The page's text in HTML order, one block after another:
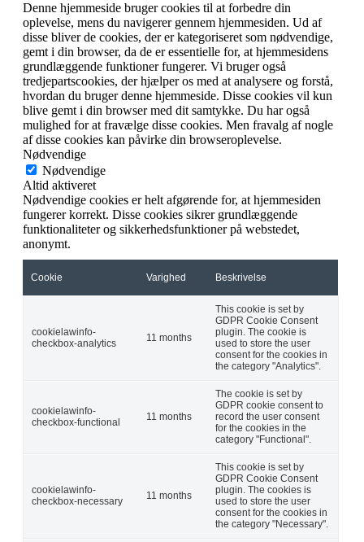
Denne hjemmeside bruger cookies til at forbedre din
oplevelse, mens du navigerer gennem hjemmesiden. Ud af
disse bliver de cookies, der er kategoriseret som nødvendige,
gemt i din browser, da de er essentielle for, at hjemmesidens
grundlæggende funktioner fungerer. Vi bruger også
tredjepartscookies, der hjælper os med at analysere og forstå,
hvordan du bruger denne hjemmeside. Disse cookies vil kun
blive gemt i din browser med dit samtykke. Du har også
mulighed for at fravælge disse cookies. Men fravalg af nogle
af disse cookies kan påvirke din browseroplevelse.
Nødvendige
Nødvendige
Altid aktiveret
Nødvendige cookies er helt afgørende for, at hjemmesiden
fungerer korrekt. Disse cookies sikrer grundlæggende
funktionaliteter og sikkerhedsfunktioner på webstedet,
anonymt.
Cookie Varighed Beskrivelse
cookielawinfo-
checkbox-analytics
11 months
This cookie is set by
GDPR Cookie Consent
plugin. The cookie is
used to store the user
consent for the cookies in
the category "Analytics".
cookielawinfo-
checkbox-functional
11 months
The cookie is set by
GDPR cookie consent to
record the user consent
for the cookies in the
category "Functional".
cookielawinfo-
checkbox-necessary
11 months
This cookie is set by
GDPR Cookie Consent
plugin. The cookies is
used to store the user
consent for the cookies in
the category "Necessary".